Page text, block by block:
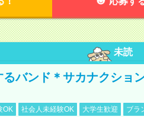
未読
るバンド＊サカナクショ
OK 社会人未経験OK 大学生歓迎 ブラ